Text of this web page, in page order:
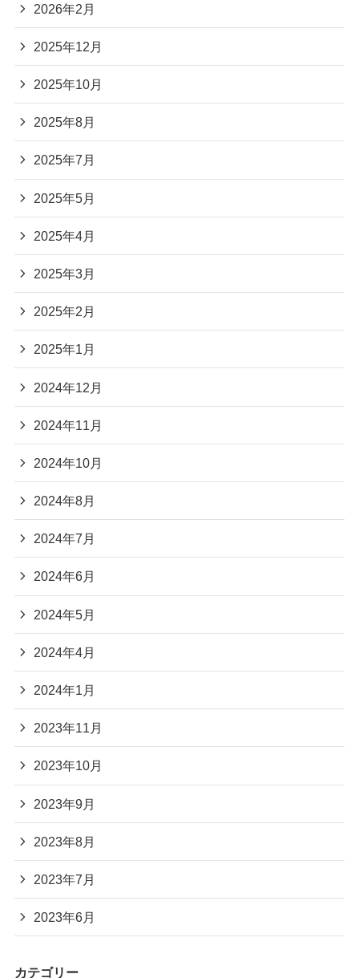
2026年2月
2025年12月
2025年10月
2025年8月
2025年7月
2025年5月
2025年4月
2025年3月
2025年2月
2025年1月
2024年12月
2024年11月
2024年10月
2024年8月
2024年7月
2024年6月
2024年5月
2024年4月
2024年1月
2023年11月
2023年10月
2023年9月
2023年8月
2023年7月
2023年6月
カテゴリー